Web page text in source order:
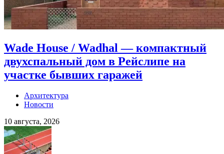
Wade House / Wadhal — компактный
двухспальный дом в Рейслипе на
участке бывших гаражей
Архитектура
Новости
10 августа, 2026